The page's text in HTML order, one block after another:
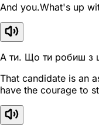
And you.What's up
А ти. Що ти робиш з
That candidate is an
have the courage to